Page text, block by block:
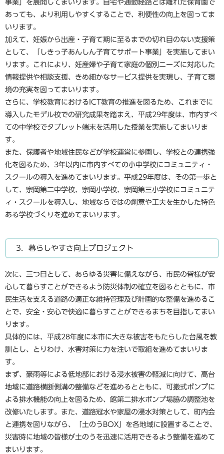
事業」を展開してまいります。自宅や通勤経路とは離れた保育園で
あっても、より利用しやすくすることで、利便性の向上を図ってま
いります。
加えて、妊娠から出産・子育て期に至るまでの切れ目のない支援策
として、「しきっ子あんしん子育てサポート事業」を実施してまい
ります。これにより、妊産婦や子育て家庭の個別ニーズに対応した
情報提供や相談支援、きめ細かなサービス提供を実現し、子育て環
境の充実を図ってまいります。
さらに、学校教育におけるICT教育の推進を図るため、これまでに
導入したモデル校での研究成果を踏まえ、平成29年度は、市内すべ
ての中学校でタブレット端末を活用した授業を実施してまいりま
す。
また、保護者や地域住民などが学校運営に参画し、学校との連携強
化を図るため、3年以内に市内すべての小中学校にコミュニティ・
スクールの導入を進めてまいります。平成29年度は、その第一歩と
して、宗岡第二中学校、宗岡小学校、宗岡第三小学校にコミュニテ
ィ・スクールを導入し、地域ならではの創意や工夫を生かした特色
ある学校づくりを進めてまいります。
3．暮らしやすさ向上プロジェクト
次に、三つ目として、あらゆる災害に備えながら、市民の皆様が安
心して暮らすことができるよう防災体制の確立を図るとともに、市
民生活を支える道路の適正な維持管理及び計画的な整備を進めるこ
とで、安全・安心で快適に暮らすことができるまちを目指してまい
ります。
具体的には、平成28年度に本市に大きな被害をもたらした台風を教
訓とし、とりわけ、水害対策に力を注いで取組を進めてまいりま
す。
まず、豪雨等による低地部における浸水被害の軽減に向けて、高台
地域に道路横断側溝の整備などを進めるとともに、可搬式ポンプに
よる排水機能の向上を図るため、館第二排水ポンプ場脇の調整池を
改修いたします。また、道路冠水や家屋の浸水対策として、町内会
と連携を図りながら、「土のうBOX」を各地域に設置することで、
災害時に地域の皆様が土のうを迅速に活用できるよう整備を進めて
まいります。